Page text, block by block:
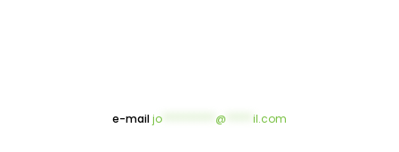
e-mailjo @ il.com